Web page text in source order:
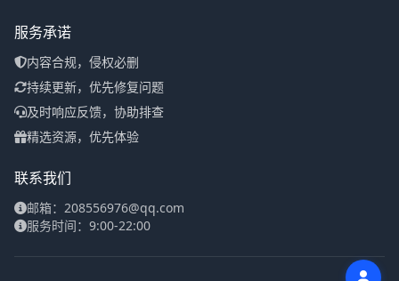
服务承诺
内容合规，侵权必删
持续更新，优先修复问题
及时响应反馈，协助排查
精选资源，优先体验
联系我们
邮箱：208556976@qq.com
服务时间：9:00-22:00